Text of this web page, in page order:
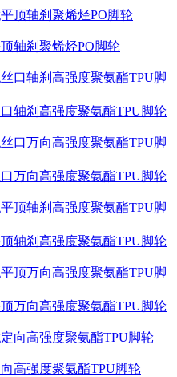
轴刹聚烯烃PO脚轮
轴刹高强度聚氨酯TPU脚轮
万向高强度聚氨酯TPU脚轮
轴刹高强度聚氨酯TPU脚轮
万向高强度聚氨酯TPU脚轮
高强度聚氨酯TPU脚轮